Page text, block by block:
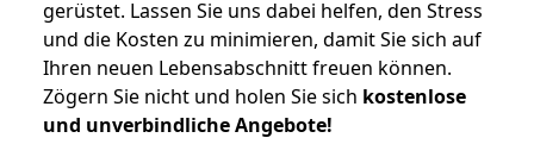
gerüstet. Lassen Sie uns dabei helfen, den Stress
und die Kosten zu minimieren, damit Sie sich auf
Ihren neuen Lebensabschnitt freuen können.
Zögern Sie nicht und holen Sie sich kostenlose
und unverbindliche Angebote!